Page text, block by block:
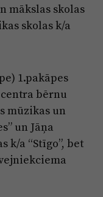
mākslas skolas
skolas k/a
1.pakāpes
bērnu
mūzikas un
un Jāņa
k/a “Stīgo”, bet